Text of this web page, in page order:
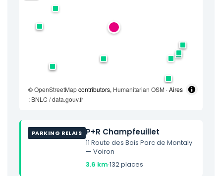
©OpenStreetMapcontributors, Humanitarian OSM · Aires
: BNLC / data.gouv.fr
PARKING RELAIS P+R Champfeuillet
11 Route des Bois Parc de Montaly
— Voiron
3.6 km·132 places